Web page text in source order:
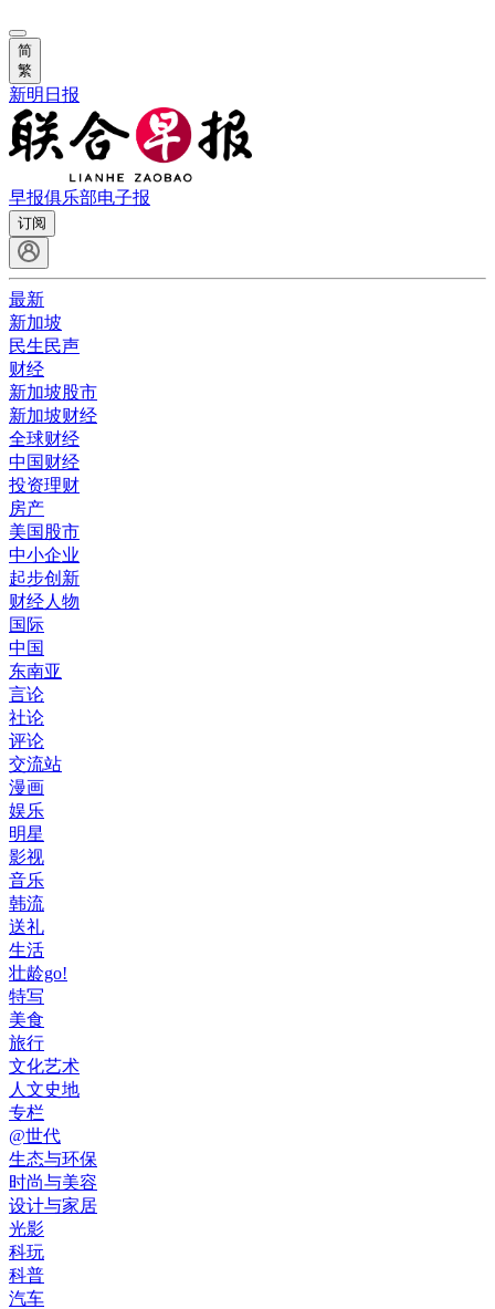
简
繁
新明日报
早报俱乐部电子报
订阅
最新
新加坡
民生民声
财经
新加坡股市
新加坡财经
全球财经
中国财经
投资理财
房产
美国股市
中小企业
起步创新
财经人物
国际
中国
东南亚
言论
社论
评论
交流站
漫画
娱乐
明星
影视
音乐
韩流
送礼
生活
壮龄go!
特写
美食
旅行
文化艺术
人文史地
专栏
@世代
生态与环保
时尚与美容
设计与家居
光影
科玩
科普
汽车